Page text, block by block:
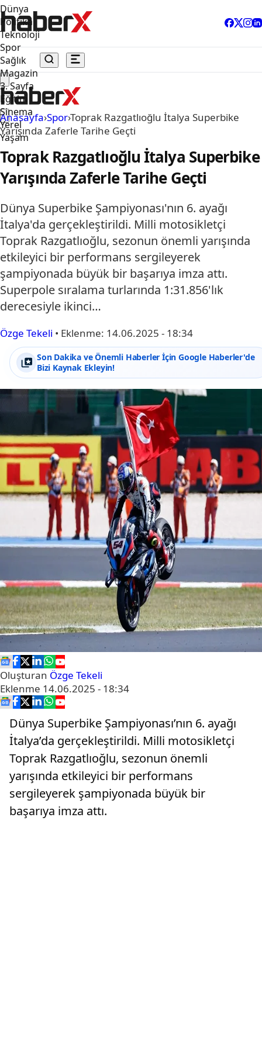
Dünya
Politika
Teknoloji
Spor
Sağlık
Magazin
3. Sayfa
Eğitim
Sinema
Yerel
Yaşam
Anasayfa›Spor›Toprak Razgatlıoğlu İtalya Superbike
Yarışında Zaferle Tarihe Geçti
Toprak Razgatlıoğlu İtalya Superbike
Yarışında Zaferle Tarihe Geçti
Dünya Superbike Şampiyonası'nın 6. ayağı
İtalya'da gerçekleştirildi. Milli motosikletçi
Toprak Razgatlıoğlu, sezonun önemli yarışında
etkileyici bir performans sergileyerek
şampiyonada büyük bir başarıya imza attı.
Superpole sıralama turlarında 1:31.856'lık
derecesiyle ikinci…
Özge Tekeli • Eklenme: 14.06.2025 - 18:34
Son Dakika ve Önemli Haberler İçin Google Haberler'de
Bizi Kaynak Ekleyin!
Oluşturan Özge Tekeli
Eklenme 14.06.2025 - 18:34
Dünya Superbike Şampiyonası’nın 6. ayağı
İtalya’da gerçekleştirildi. Milli motosikletçi
Toprak Razgatlıoğlu, sezonun önemli
yarışında etkileyici bir performans
sergileyerek şampiyonada büyük bir
başarıya imza attı.